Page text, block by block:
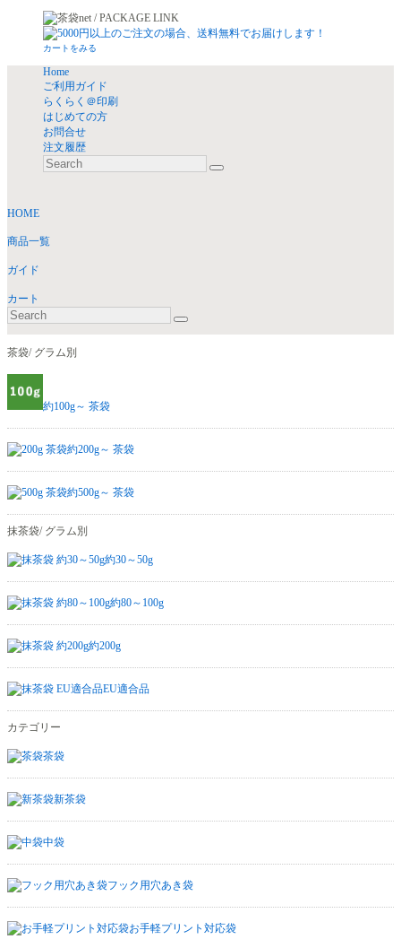
カートをみる
Home
ご利用ガイド
らくらく＠印刷
はじめての方
お問合せ
注文履歴
HOME
商品一覧
ガイド
カート
茶袋/ グラム別
約100g～ 茶袋
約200g～ 茶袋
約500g～ 茶袋
抹茶袋/ グラム別
約30～50g
約80～100g
約200g
EU適合品
カテゴリー
茶袋
新茶袋
中袋
フック用穴あき袋
お手軽プリント対応袋